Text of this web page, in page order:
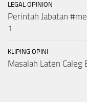
LEGAL OPINION
Perintah Jabatan
1
KLIPING OPINI
Masalah Laten Caleg